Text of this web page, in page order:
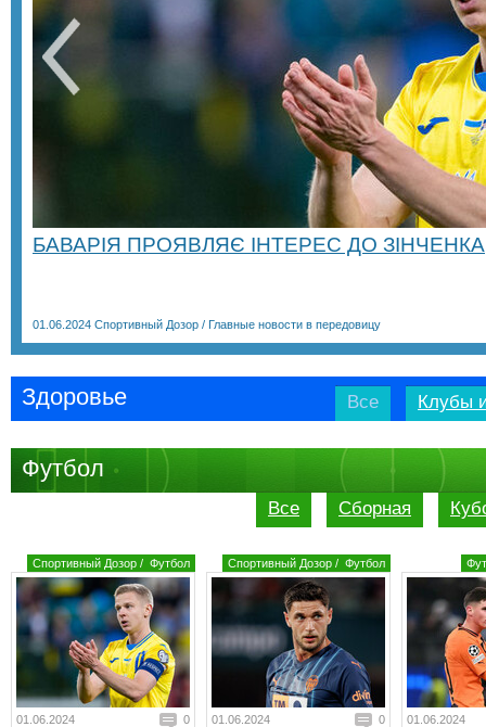
БАВАРІЯ ПРОЯВЛЯЄ ІНТЕРЕС ДО ЗІНЧЕНКА
01.06.2024 Спортивный Дозор / Главные новости в передовицу
Здоровье Все Клубы
Футбол
Все Сборная
Спортивный Дозор / Футбол
01.06.2024 0
Спортивный Дозор / Футбол
01.06.2024 0 01.06.2024